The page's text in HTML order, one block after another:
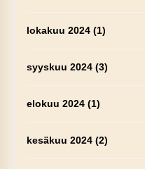
lokakuu 2024(1)
syyskuu 2024(3)
elokuu 2024(1)
kesäkuu 2024(2)